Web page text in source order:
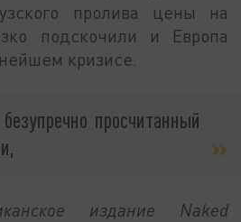
пролива цены на
подскочили и Европа
кризисе.
просчитанный
издание Naked